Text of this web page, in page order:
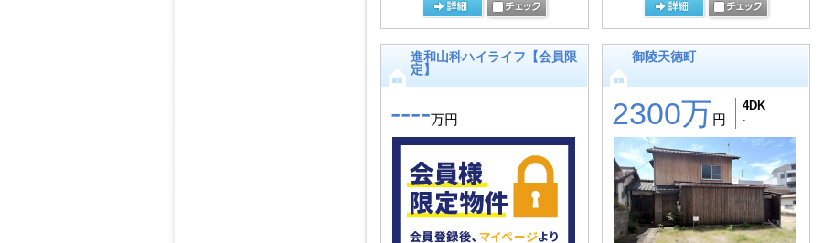
進和山科ハイライフ【会員限
定】
----万円
御陵天徳町
2300万円
4DK
-